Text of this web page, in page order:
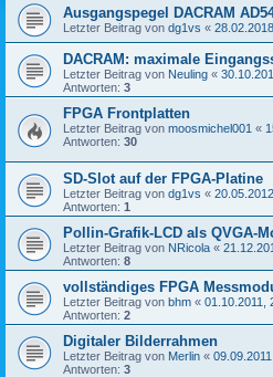
Ausgangspegel DACRAM
Letzter Beitrag von dg1vs «
DACRAM: maximale
Letzter Beitrag von Neuling «
Antworten: 3
FPGA Frontplatten
Letzter Beitrag von moosmichel001 «
Antworten: 30
SD-Slot auf der FPGA-Platine
Letzter Beitrag von dg1vs «
Antworten: 1
Pollin-Grafik-LCD als QVGA-
Letzter Beitrag von NRicola «
Antworten: 8
vollständiges FPGA
Letzter Beitrag von bhm « 01.10.2011,
Antworten: 2
Digitaler Bilderrahmen
Letzter Beitrag von Merlin «
Antworten: 3